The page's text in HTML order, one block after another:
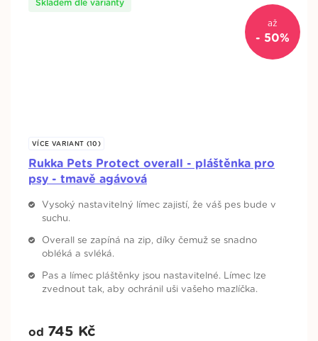
až
- 50%
VÍCE VARIANT (10)
Rukka Pets Protect overall - pláštěnka pro
psy - tmavě agávová
Skladem dle varianty
Vysoký nastavitelný límec zajistí, že váš pes bude v
suchu.
Overall se zapíná na zip, díky čemuž se snadno
obléká a svléká.
Pas a límec pláštěnky jsou nastavitelné. Límec lze
zvednout tak, aby ochránil uši vašeho mazlíčka.
od 745 Kč